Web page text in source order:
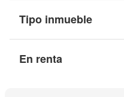
Tipo inmueble
En renta